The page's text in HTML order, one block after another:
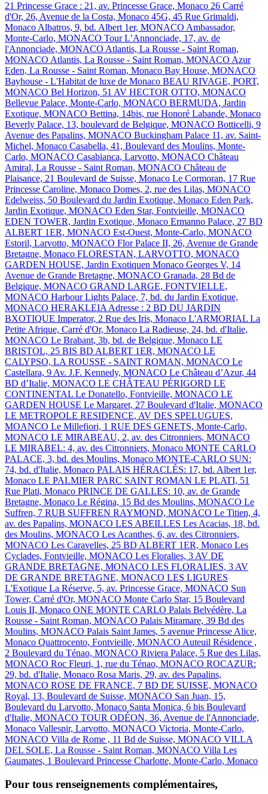
21 Princesse Grace : 21, av. Princesse Grace, Monaco 26 Carré
d'Or, 26, Avenue de la Costa, Monaco 45G, 45 Rue Grimaldi,
Monaco Albatros, 9, bd. Albert 1er, MONACO Ambassador,
Monte-Carlo, MONACO Tour L’Annonciade, 17, av. de
l'Annonciade, MONACO Atlantis, La Rousse - Saint Roman,
MONACO Atlantis, La Rousse - Saint Roman, MONACO Azur
Eden, La Rousse - Saint Roman, Monaco Bay House, MONACO
Bayhouse - L'Habitat de luxe de Monaco BEAU RIVAGE, PORT,
MONACO Bel Horizon, 51 AV HECTOR OTTO, MONACO
Bellevue Palace, Monte-Carlo, MONACO BERMUDA, Jardin
Exotique, MONACO Bettina, 14bis, rue Honoré Labande, Monaco
Beverly Palace, 13, boulevard de Belgique, MONACO Botticelli, 9
Avenue des Papalins, MONACO Buckingham Palace 11, av. Saint-
Michel, Monaco Casabella, 41, Boulevard des Moulins, Monte-
Carlo, MONACO Casabianca, Larvotto, MONACO Château
Amiral, La Rousse - Saint Roman, MONACO Château de
Plaisance, 21 Boulevard de Suisse, Monaco Le Cormoran, 17 Rue
Princesse Caroline, Monaco Domes, 2, rue des Lilas, MONACO
Edelweiss, 50 Boulevard du Jardin Exotique, Monaco Eden Park,
Jardin Exotique, MONACO Eden Star, Fontvieille, MONACO
EDEN TOWER, Jardin Exotique, Monaco Ermanno Palace, 27 BD
ALBERT 1ER, MONACO Est-Ouest, Monte-Carlo, MONACO
Estoril, Larvotto, MONACO Flor Palace II, 26, Avenue de Grande
Bretagne, Monaco FLORESTAN, LARVOTTO, MONACO
GARDEN HOUSE, Jardin Exotiquen Monaco Georges V, 14
Avenue de Grande Bretagne, MONACO Granada, 28 Bd de
Belgique, MONACO GRAND LARGE, FONTVIELLE,
MONACO Harbour Lights Palace, 7, bd. du Jardin Exotique,
MONACO HERAKLEIA Adresse : 2 BD DU JARDIN
BXOTIQUE Imperator, 2 Rue des Iris, Monaco L'ARMORIAL La
Petite Afrique, Carré d'Or, Monaco La Radieuse, 24, bd. d'Italie,
MONACO Le Brabant, 3b, bd. de Belgique, Monaco LE
BRISTOL, 25 BIS BD ALBERT 1ER, MONACO LE
CALYPSO, LA ROUSSE - SAINT ROMAN, MONACO Le
Castellara, 9 Av. J.F. Kennedy, MONACO Le Château d’Azur, 44
BD d’Italie, MONACO LE CHÂTEAU PÉRIGORD LE
CONTINENTAL Le Donatello, Fontvieille, MONACO LE
GARDEN HOUSE Le Margaret, 27 Boulevard d'Italie, MONACO
LE METROPOLE RESIDENCE, AV DES SPELUGUES,
MOANCO Le Millefiori, 1 RUE DES GENETS, Monte-Carlo,
MONACO LE MIRABEAU, 2, av. des Citronniers, MONACO
LE MIRABEL: 4, av. des Citronniers, Monaco MONTE CARLO
PALACE, 3, bd. des Moulins, Monaco MONTE-CARLO SUN:
74, bd. d'Italie, Monaco PALAIS HÉRACLÈS: 17, bd. Albert 1er,
Monaco LE PALMIER PARC SAINT ROMAN LE PLATI, 51
Rue Plati, Monaco PRINCE DE GALLES: 10, av. de Grande
Bretagne, Monaco Le Régina, 15 Bd des Moulins, MONACO Le
Suffren, 7 RUB SUFFREN RAYMOND, MONACO Le Titien, 4,
av. des Papalins, MONACO LES ABEILLES Les Acacias, 18, bd.
des Moulins, MONACO Les Acanthes, 6, av. des Citronniers,
MONACO Les Caravelles, 25 BD ALBERT 1ER, Monaco Les
Cyclades, Fontvieille, MONACO Les Floralies, 3 AV DE
GRANDE BRETAGNE, MONACO LES FLORALIES, 3 AV
DE GRANDE BRETAGNE, MONACO LES LIGURES
L'Exotique La Réserve, 5, av. Princesse Grace, MONACO Sun
Tower, Carré d'Or, MONACO Monte Carlo Star, 15 Boulevard
Louis II, Monaco ONE MONTE CARLO Palais Belvédère, La
Rousse - Saint Roman, MONACO Palais Miramare, 39 Bd des
Moulins, MONACO Palais Saint James, 5 avenue Princesse Alice,
Monaco Quattrocento, Fontvieille, MONACO Auteuil Résidence ,
2 Boulevard du Ténao, MONACO Riviera Palace, 5 Rue des Lilas,
MONACO Roc Fleuri, 1, rue du Ténao, MONACO ROCAZUR:
29, bd. d'Italie, Monaco Rosa Maris, 29, av. des Papalins,
MONACO ROSE DE FRANCE, 7 BD DE SUISSE, MONACO
Royal, 13, Boulevard de Suisse, MONACO San Juan, 15,
Boulevard du Larvotto, Monaco Santa Monica, 6 bis Boulevard
d'Italie, MONACO TOUR ODÉON, 36, Avenue de l'Annonciade,
Monaco Vallespir, Larvotto, MONACO Victoria, Monte-Carlo,
MONACO Villa de Rome , 11 Bd de Suisse, MONACO VILLA
DEL SOLE, La Rousse - Saint Roman, MONACO Villa Les
Gaumates, 1 Boulevard Princesse Charlotte, Monte-Carlo, Monaco
Pour tous renseignements complémentaires,